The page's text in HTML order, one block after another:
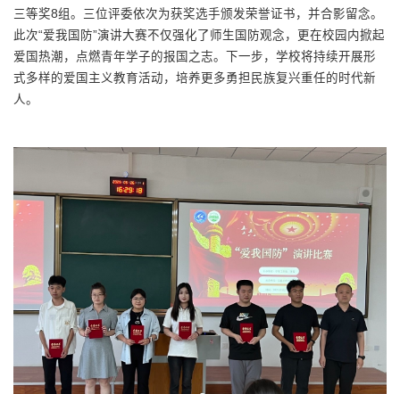
三等奖8组。三位评委依次为获奖选手颁发荣誉证书，并合影留念。
此次“爱我国防”演讲大赛不仅强化了师生国防观念，更在校园内掀起
爱国热潮，点燃青年学子的报国之志。下一步，学校将持续开展形
式多样的爱国主义教育活动，培养更多勇担民族复兴重任的时代新
人。